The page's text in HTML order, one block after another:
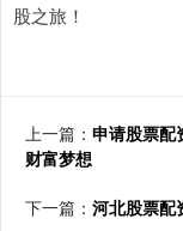
股之旅！
上一篇： 申请股票配
财富梦想
下一篇： 河北股票配